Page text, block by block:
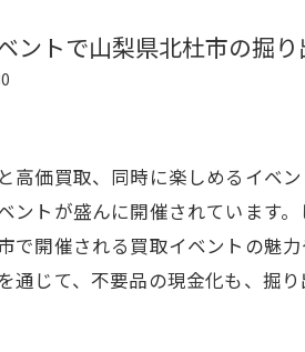
ントで山梨県北杜市の掘
高価買取、同時に楽しめるイベ
ントが盛んに開催されています
で開催される買取イベントの魅
通じて、不要品の現金化も、掘